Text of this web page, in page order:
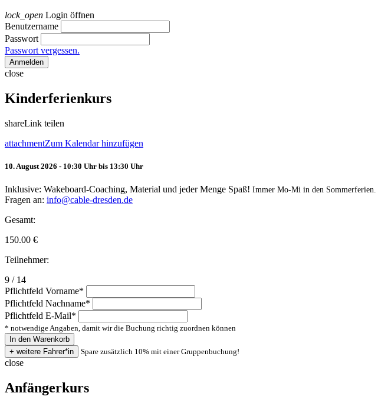
lock_open Login öffnen
Benutzername
Passwort
Passwort vergessen.
Anmelden
close
Kinderferienkurs
shareLink teilen
attachmentZum Kalendar hinzufügen
10. August 2026 - 10:30 Uhr bis 13:30 Uhr
Inklusive: Wakeboard-Coaching, Material und jeder Menge Spaß! Immer Mo-Mi in den Sommerferien.
Fragen an: info@cable-dresden.de
Gesamt:
150.00 €
Teilnehmer:
9 / 14
Pflichtfeld Vorname*
Pflichtfeld Nachname*
Pflichtfeld E-Mail*
* notwendige Angaben, damit wir die Buchung richtig zuordnen können
Spare zusätzlich 10% mit einer Gruppenbuchung!
close
Anfängerkurs